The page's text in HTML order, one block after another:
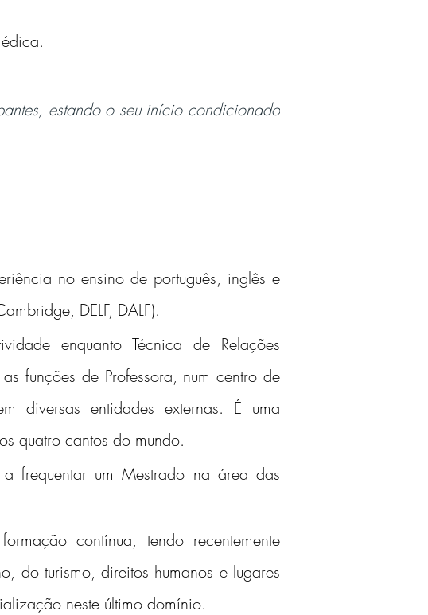
estando o seu início condicionado
no ensino de português, inglês e
DELF, DALF).
enquanto Técnica de Relações
funções de Professora, num centro de
diversas entidades externas. É uma
quatro cantos do mundo.
a frequentar um Mestrado na área das
contínua, tendo recentemente
do turismo, direitos humanos e lugares
neste último domínio.